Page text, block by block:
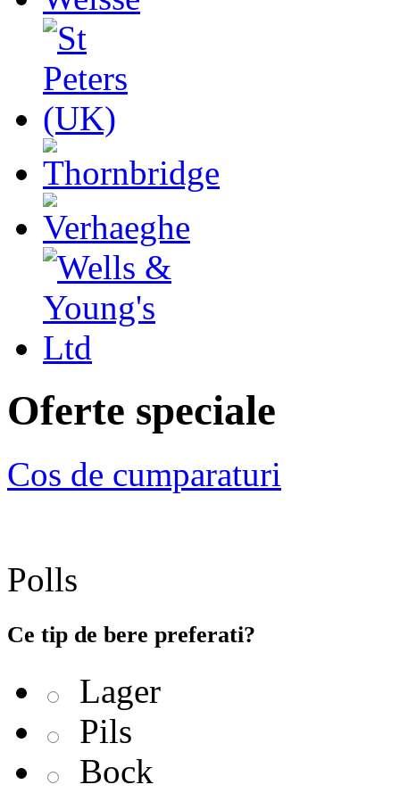
Oferte speciale
Cos de cumparaturi
Polls
Ce tip de bere preferati?
Lager
Pils
Bock